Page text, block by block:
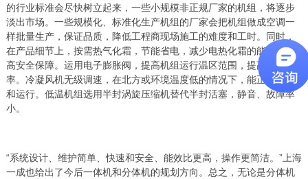
的行业标准会尽快树立起来，一些小规模非正规厂家的机组，将逐步
淡出市场。一些规模化、标准化生产机组的厂家会把机组做成空调一
样批量生产，保证品质，降低工程商现场施工的难度和工时。同时，
在产品细节上，按需热气化霜，节能省电，减少电热化霜的能耗，提
高安全保障。运用电子膨胀阀，提高机组运行温区范围，提高制冷效
率。冷凝风机无级调速，在北方或环境温度低的情况下，能正常启动
和运行。低温机组选用半封涡旋压缩机替代半封活塞，静音、故障率
小。
“系统设计、维护简单、快速和安全、能效比更高，操作更简洁。”上海
一成也给出了今后一体机和分体机的规划方向。总之，无论是分体机